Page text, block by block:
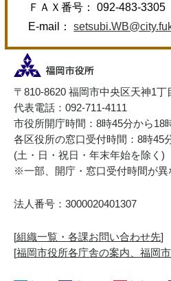
ＦＡＸ番号： 092-483-3305
E-mail：
〒810-8620 福岡市中央区天神1丁
代表電話：092-711-4111
市役所開庁時間：8時45分から18
各区役所の窓口受付時間：8時45
(土・日・祝日・年末年始を除く)
※一部、開庁・窓口受付時間が
法人番号：3000020401307
[組織一覧・各課お問い合わせ先]
[福岡市役所各庁舎の案内、福岡